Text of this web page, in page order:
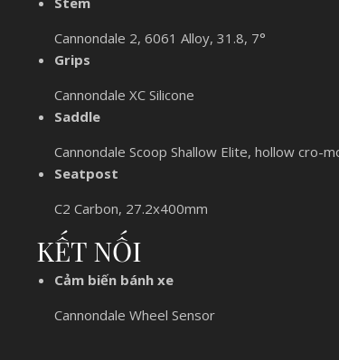
Cannondale 2, 6061 Alloy, 31.8, 7°
Grips
Cannondale XC Silicone
Saddle
Cannondale Scoop Shallow Elite, hollow cro-
Seatpost
C2 Carbon, 27.2x400mm
KẾT NỐI
Cảm biến bánh xe
Cannondale Wheel Sensor